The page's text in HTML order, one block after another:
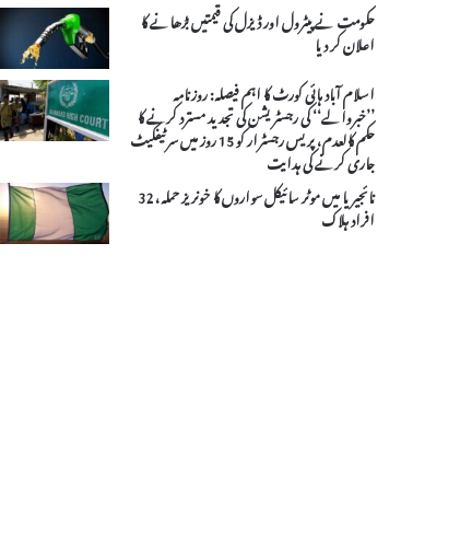
حکومت نے پیٹرول اور ڈیزل کی قیمتیں بڑھانے کا
اعلان کر دیا
اسلام آباد ہائی کورٹ کا اہم فیصلہ: روزنامہ
’’خبروالے‘‘ کی رجسٹریشن کی تجدید مسترد کرنے کا
حکم کالعدم، پریس رجسٹرار کو 15 روز میں سرٹیفکیٹ
جاری کرنے کی ہدایت
نائجیریا میں موٹر سائیکل سواروں کا خونریز حملہ، 32
افراد ہلاک